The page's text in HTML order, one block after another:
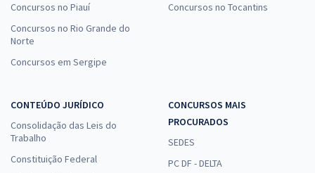
Concursos no Piauí
Concursos no Rio Grande do
Norte
Concursos em Sergipe
Concursos no Tocantins
CONTEÚDO JURÍDICO
Consolidação das Leis do
Trabalho
Constituição Federal
CONCURSOS MAIS
PROCURADOS
SEDES
PC DF - DELTA